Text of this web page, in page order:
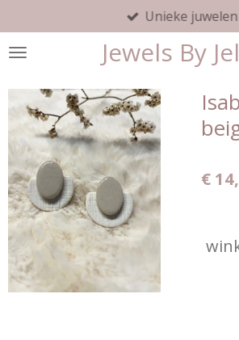
direct
naar
hoofdinhoud
Jewels By
Unieke juwelen
€